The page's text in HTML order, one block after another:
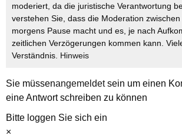
moderiert, da die juristische Verantwortung
verstehen Sie, dass die Moderation
morgens Pause macht und es, je nach
zeitlichen Verzögerungen kommen kann.
Verständnis. Hinweis
Sie müssenangemeldetsein um einen
eine Antwort schreiben zu können
Bitte loggen Sie sich ein
×